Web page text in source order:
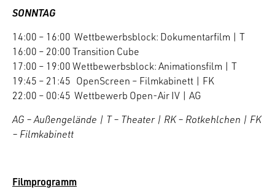
SONNTAG
14:00 – 16:00 Wettbewerbsblock: Dokumentarfilm | T
16:00 – 20:00 Transition Cube
17:00 – 19:00 Wettbewerbsblock: Animationsfilm | T
19:45 – 21:45 OpenScreen – Filmkabinett | FK
22:00 – 00:45 Wettbewerb Open-Air IV | AG
AG – Außengelände | T – Theater | RK – Rotkehlchen | FK
– Filmkabinett
Filmprogramm